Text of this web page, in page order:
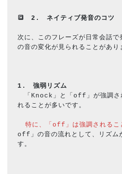
🔳 2.　ネイティブ発音のコツ
次に、このフレーズが日常会話
の音の変化が見られることがあり
1.　強弱リズム
「Knock」と「off」が強調さ
れることが多いです。
特に、「off」は強調されるこ
off」の音の流れとして、リズム
す。